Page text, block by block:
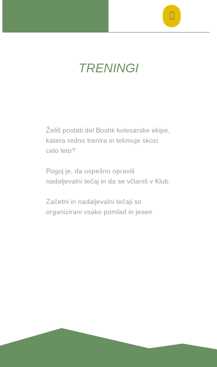
TRENINGI
Želiš postati del Boshk kolesarske ekipe,
katera redno trenira in tekmuje skozi
celo leto?
Pogoj je, da uspešno opraviš
nadaljevalni tečaj in da se včlaniš v Klub.
Začetni in nadaljevalni tečaji so
organizirani vsako pomlad in jesen.